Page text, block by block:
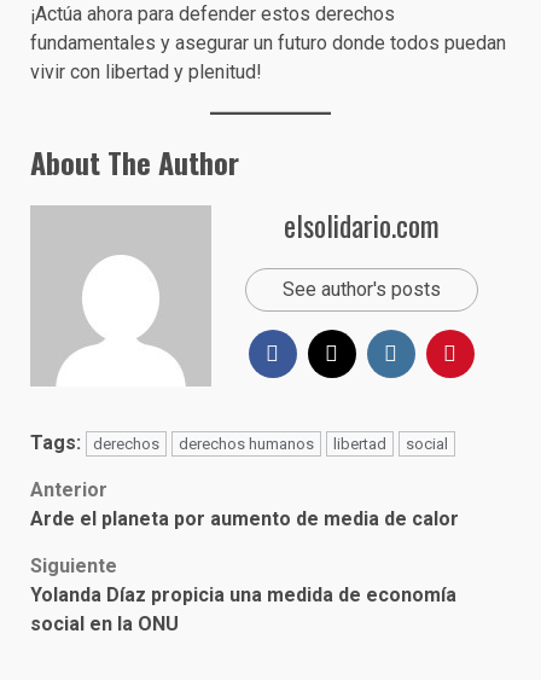
¡Actúa ahora para defender estos derechos
fundamentales y asegurar un futuro donde todos puedan
vivir con libertad y plenitud!
About The Author
elsolidario.com
See author's posts
Tags: derechos derechos humanos libertad social
Post
navigation
Anterior
Arde el planeta por aumento de media de calor
Siguiente
Yolanda Díaz propicia una medida de economía
social en la ONU